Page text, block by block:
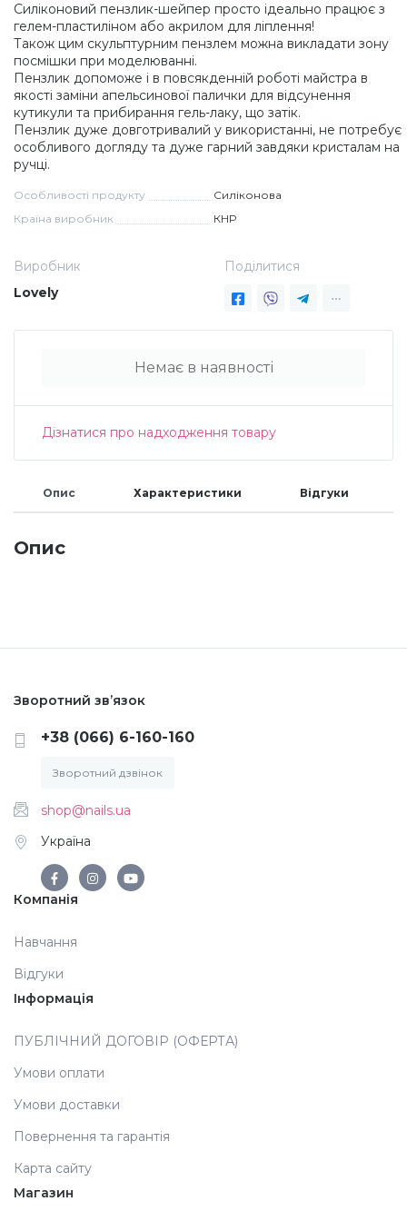
Дезінфекція та стерилізація
Декор для нігтів
Трикутники (каміфубукі)
Наклейки гнучкі лінії
Наліпки гнучкі лінії
Втирки
Бульонки
Меланж (цукровий ефект)
Каміфубукі (конфетті)
Слюда
Фарби для розпису
Аксесуари
Навчання
Силіконовий пензлик-шейпер просто ідеально працює з
гелем-пластиліном або акрилом для ліплення!
Також цим скульптурним пензлем можна викладати зону
посмішки при моделюванні.
Пензлик допоможе і в повсякденній роботі майстра в
якості заміни апельсинової палички для відсунення
кутикули та прибирання гель-лаку, що затік.
Пензлик дуже довготривалий у використанні, не потребує
особливого догляду та дуже гарний завдяки кристалам на
ручці.
Особливості продукту
Силіконова
Країна виробник
КНР
Виробник
Lovely
Поділитися
Немає в наявності
Дізнатися про надходження товару
Опис Характеристики Відгуки
Опис
Зворотний зв’язок
+38 (066) 6-160-160
Зворотний дзвінок
shop@nails.ua
Україна
Компанія
Навчання
Відгуки
Інформація
ПУБЛІЧНИЙ ДОГОВІР (ОФЕРТА)
Умови оплати
Умови доставки
Повернення та гарантія
Карта сайту
Магазин